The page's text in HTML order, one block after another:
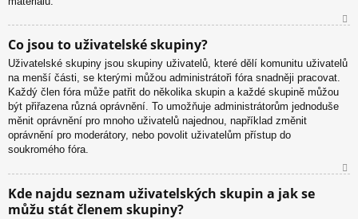
or
u
Co jsou to uživatelské skupiny?
Uživatelské skupiny jsou skupiny uživatelů, které dělí komunitu uživatelů
na menší části, se kterými můžou administrátoři fóra snadněji pracovat.
Každý člen fóra může patřit do několika skupin a každé skupině můžou
být přiřazena různá oprávnění. To umožňuje administrátorům jednoduše
měnit oprávnění pro mnoho uživatelů najednou, například změnit
oprávnění pro moderátory, nebo povolit uživatelům přístup do
soukromého fóra.
Kde najdu seznam uživatelských skupin a jak se
můžu stát členem skupiny?